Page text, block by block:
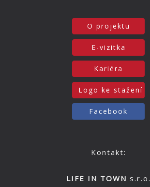
O projektu
E-vizitka
Kariéra
Logo ke stažení
Facebook
Kontakt:
LIFE IN TOWN s.r.o.